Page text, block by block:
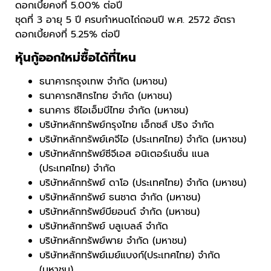
ดอกเบี้ยคงที่ 5.00% ต่อปี
ชุดที่ 3 อายุ 5 ปี ครบกำหนดไถ่ถอนปี พ.ศ. 2572 อัตรา
ดอกเบี้ยคงที่ 5.25% ต่อปี
หุ้นกู้ออกใหม่ซื้อได้ที่ไหน
ธนาคารกรุงเทพ จำกัด (มหาชน)
ธนาคารกสิกรไทย จำกัด (มหาชน)
ธนาคาร ซีไอเอ็มบีไทย จำกัด (มหาชน)
บริษัทหลักทรัพย์กรุงไทย เอ็กซส์ ปริง จำกัด
บริษัทหลักทรัพย์เคจีไอ (ประเทศไทย) จำกัด (มหาชน)
บริษัทหลักทรัพย์ซีจีเอส อนิเตอร์เนชั่น แนล
(ประเทศไทย) จำกัด
บริษัทหลักทรัพย์ ดาโอ (ประเทศไทย) จำกัด (มหาชน)
บริษัทหลักทรัพย์ ธนชาต จำกัด (มหาชน)
บริษัทหลักทรัพย์บียอนด์ จำกัด (มหาชน)
บริษัทหลักทรัพย์ บลูเบลล์ จำกัด
บริษัทหลักทรัพย์พาย จำกัด (มหาชน)
บริษัทหลักทรัพย์เมย์แบงก์(ประเทศไทย) จำกัด